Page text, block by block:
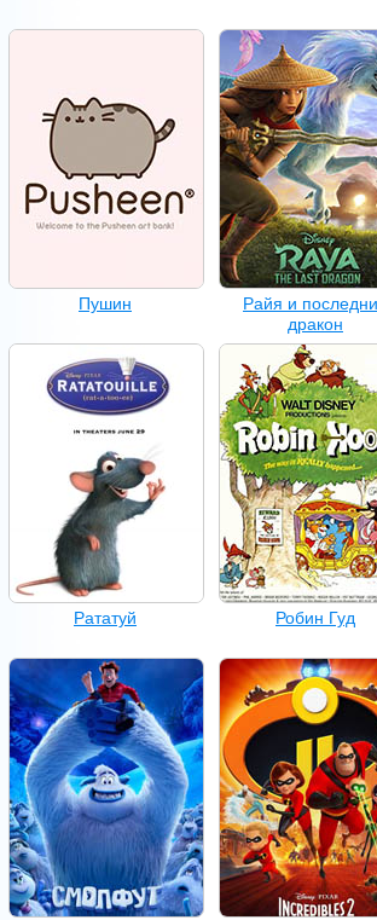
Пушин
Райя и
дракон
Рататуй Робин Гуд